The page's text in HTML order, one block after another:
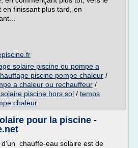
en finissant plus tard, en
solaire piscine ou pompe a
piscine pompe chaleur /
a chaleur ou rechauffeur /
piscine hors sol / temps
chaleur
pour la piscine -
chauffe-eau solaire est de